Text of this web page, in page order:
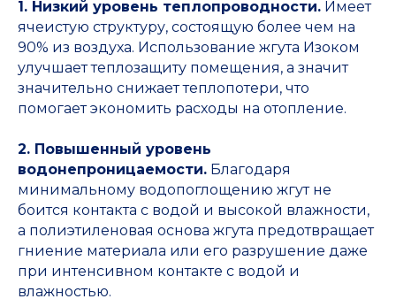
1. Низкий уровень теплопроводности. Имеет
ячеистую структуру, состоящую более чем на
90% из воздуха. Использование жгута Изоком
улучшает теплозащиту помещения, а значит
значительно снижает теплопотери, что
помогает экономить расходы на отопление.
2. Повышенный уровень
водонепроницаемости. Благодаря
минимальному водопоглощению жгут не
боится контакта с водой и высокой влажности,
а полиэтиленовая основа жгута предотвращает
гниение материала или его разрушение даже
при интенсивном контакте с водой и
влажностью.